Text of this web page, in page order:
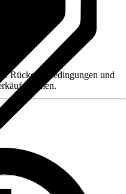
Rückgabebedingungen und